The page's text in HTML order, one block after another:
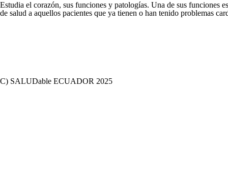
Estudia el corazón, sus funciones y patologías. Una de sus funciones
de salud a aquellos pacientes que ya tienen o han tenido problemas
C) SALUDable ECUADOR 2025